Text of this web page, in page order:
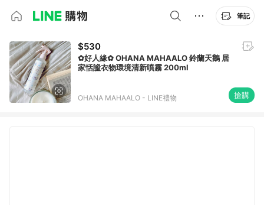
筆記
$530
✿好人緣✿ OHANA MAHAALO 鈴蘭天鵝 居
家恬謐衣物環境清新噴霧 200ml
OHANA MAHAALO - LINE禮物 搶購